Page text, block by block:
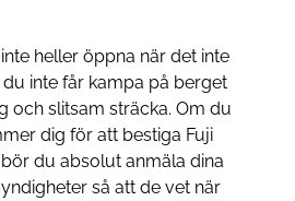
heller öppna när det inte
inte får kampa på berget
och slitsam sträcka. Om du
dig för att bestiga Fuji
du absolut anmäla dina
så att de vet när